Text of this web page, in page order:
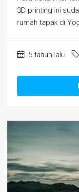
3D printing ini
rumah tapak di
5 tahun lalu